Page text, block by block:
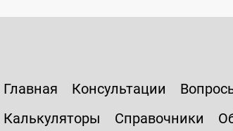
Главная Консультации
Калькуляторы
Справочники